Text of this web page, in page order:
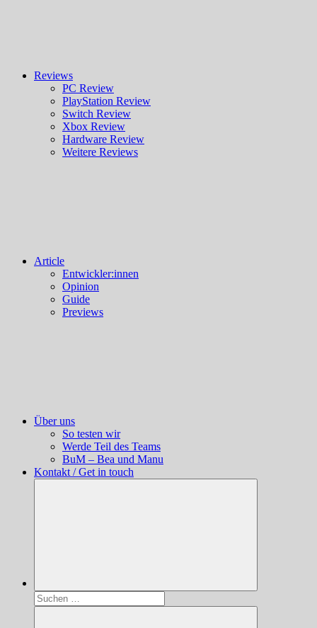
Reviews
PC Review
PlayStation Review
Switch Review
Xbox Review
Hardware Review
Weitere Reviews
Article
Entwickler:innen
Opinion
Guide
Previews
Über uns
So testen wir
Werde Teil des Teams
BuM – Bea und Manu
Kontakt / Get in touch
Suchen
nach: